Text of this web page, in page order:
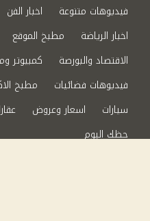
فيديوهات متنوعة
اخبار الفن
اخبار الرياضة
مطبخ الموقع
الاقتصاد والبورصة
كمبيوتر
فيديوهات فضائيات
مطبخ
سيارات
اسعار وعروض
حظك اليوم